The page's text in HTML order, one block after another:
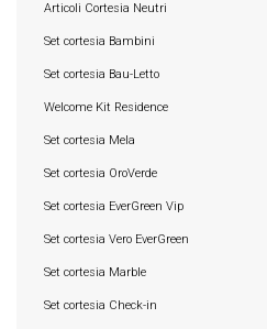
Articoli Cortesia Neutri
Set cortesia Bambini
Set cortesia Bau-Letto
Welcome Kit Residence
Set cortesia Mela
Set cortesia OroVerde
Set cortesia EverGreen Vip
Set cortesia Vero EverGreen
Set cortesia Marble
Set cortesia Check-in